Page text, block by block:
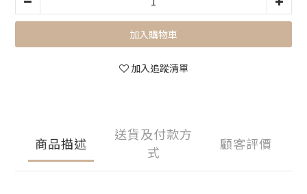
加入購物車
加入追蹤清單
商品描述
送貨及付款方
式
顧客評價